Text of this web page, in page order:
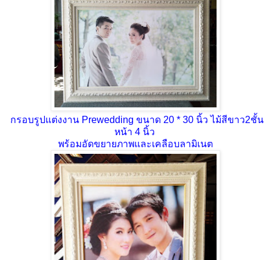
กรอบรูปแต่งงาน Prewedding ขนาด 20 * 30 นิ้ว ไม้สีขาว2ชั้น
หน้า 4 นิ้ว
พร้อมอัดขยายภาพและเคลือบลามิเนต